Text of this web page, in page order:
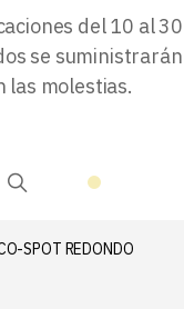
del 10 al 30
se suministrarán
las molestias.
SPOT REDONDO